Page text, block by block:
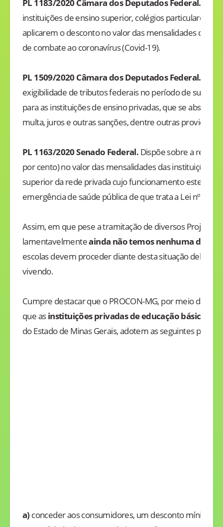
PL 1183/2020 Câmara dos Deputados Federal.
instituições de ensino superior, colégios particulares e
aplicarem o desconto no valor das mensalidades de
de combate ao coronavírus (Covid-19).
PL 1509/2020 Câmara dos Deputados Federal.
exigibilidade de tributos federais no período de surto
para as instituições de ensino privadas, que se
multa, juros e outras sanções, dentre outras
PL 1163/2020 Senado Federal. Dispõe sobre a
por cento) no valor das mensalidades das instituições
superior da rede privada cujo funcionamento esteja
emergência de saúde pública de que trata a Lei nº
Assim, em que pese a tramitação de diversos Projetos
lamentavelmenteainda não temos nenhuma
escolas devem proceder diante desta situação
vivendo.
Cumpre destacar que o PROCON-MG, por meio da
que asinstituições privadas de educação básica
do Estado de Minas Gerais, adotem as seguintes
a) conceder aos consumidores, um desconto mínimo